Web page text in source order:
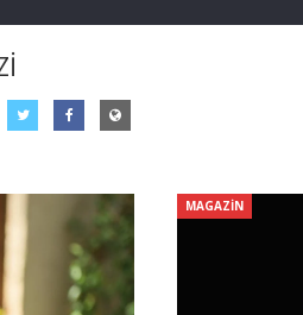
MAGAZIN